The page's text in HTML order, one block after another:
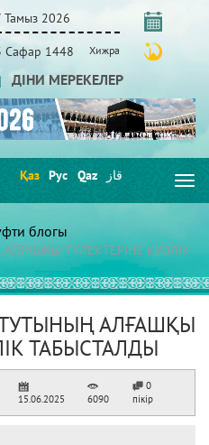
Тамыз 2026
Сафар 1448 Хижра
ДІНИ МЕРЕКЕЛЕР
Қаз Рус Qaz قاز
блогы
ТҮЛЕКТЕРІНЕ КУӘЛІК
АЛҒАШҚЫ
ТАБЫСТАЛДЫ
15.06.2025 6090
0
пікір